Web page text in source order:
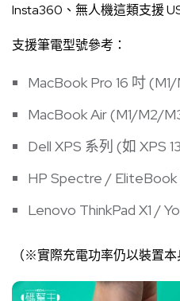
Insta360、無人機這類支援
支援筆電型號參考：
MacBook Pro 16 吋
MacBook Air (M1/M2/
Dell XPS 系列 (如 XPS
HP Spectre / EliteBook
Lenovo ThinkPad X1 /
（※實際充電功率仍以裝置本